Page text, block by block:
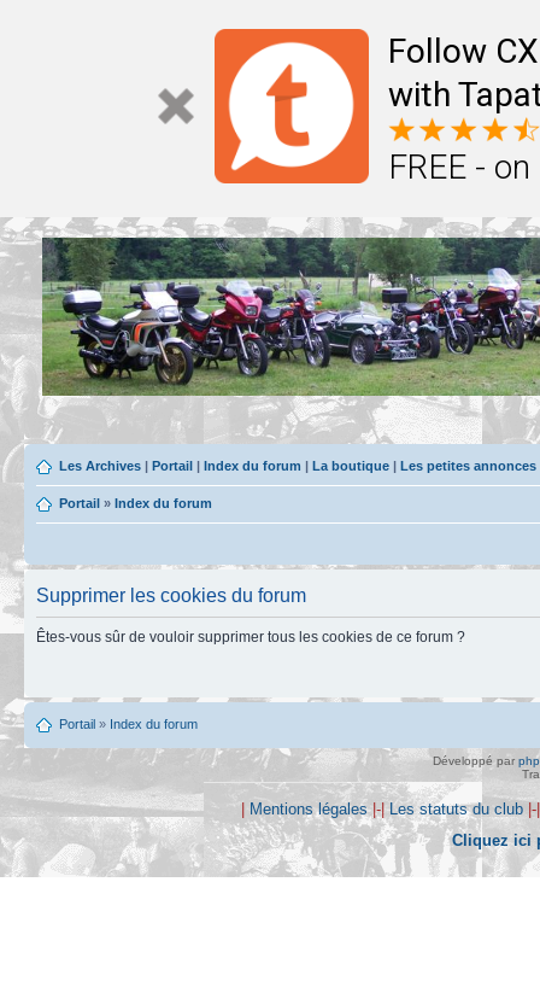
Follow
with
FREE -
Les Archives | Portail | Index du forum | La boutique | Les petites
Portail » Index du forum
Supprimer les cookies du forum
Êtes-vous sûr de vouloir supprimer tous les cookies de ce forum ?
Portail » Index du forum
Développé par
| Mentions légales|-|Les statuts du club
Cliquez ici